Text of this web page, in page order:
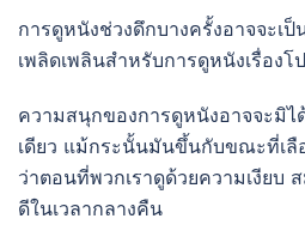
การดูหนังช่วงดึกบางครั้งอาจจะเ
เพลิดเพลินสำหรับการดูหนังเรื่อง
ความสนุกของการดูหนังอาจจะมิไ
เดียว แม้กระนั้นมันขึ้นกับขณะที่เลื
ว่าตอนที่พวกเราดูด้วยความเงียบ
ดีในเวลากลางคืน